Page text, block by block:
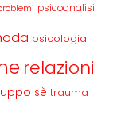
psicoanalisi
psicologia
relazioni
sè trauma